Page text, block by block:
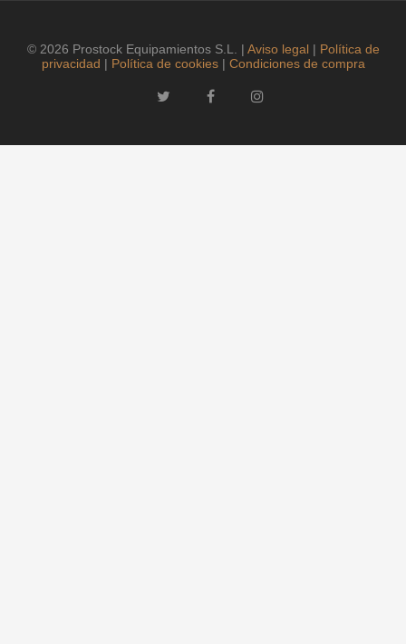
© 2026 Prostock Equipamientos S.L. | Aviso legal| Política de
privacidad | Política de cookies| Condiciones de compra